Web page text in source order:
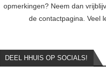
opmerkingen? Neem dan
de contactpagina. Veel
DEEL HHUIS OP SOCIALS!